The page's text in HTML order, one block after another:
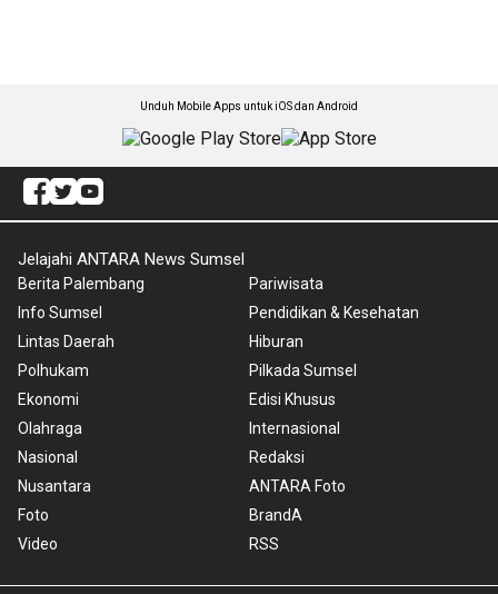
Unduh Mobile Apps untuk iOS dan Android
Jelajahi ANTARA News Sumsel
Berita Palembang
Info Sumsel
Lintas Daerah
Polhukam
Ekonomi
Olahraga
Nasional
Nusantara
Foto
Video
Pariwisata
Pendidikan & Kesehatan
Hiburan
Pilkada Sumsel
Edisi Khusus
Internasional
Redaksi
ANTARA Foto
BrandA
RSS